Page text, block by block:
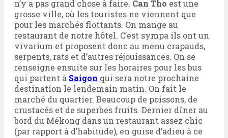
n’y a pas grand chose à faire. Can Tho est une
grosse ville, où les touristes ne viennent que
pour les marchés flottants. On mange au
restaurant de notre hôtel. C’est sympa ils ont un
vivarium et proposent donc au menu crapauds,
serpents, rats et d’autres réjouissances. On se
renseigne ensuite sur les horaires pour les bus
qui partent à Saigon qui sera notre prochaine
destination le lendemain matin. On fait le
marché du quartier. Beaucoup de poissons, de
crustacés et de superbes fruits. Dernier dîner au
bord du Mékong dans un restaurant assez chic
(par rapport à d’habitude), en guise d’adieu à ce